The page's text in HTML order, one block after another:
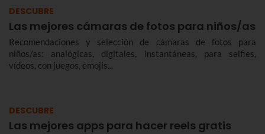
DESCUBRE
Las mejores cámaras de fotos para niños/as
Recomendaciones y selección de cámaras de fotos para
niños/as: analógicas, digitales, instantáneas, para selfies,
vídeos, con juegos, emojis...
DESCUBRE
Las mejores apps para hacer reels gratis